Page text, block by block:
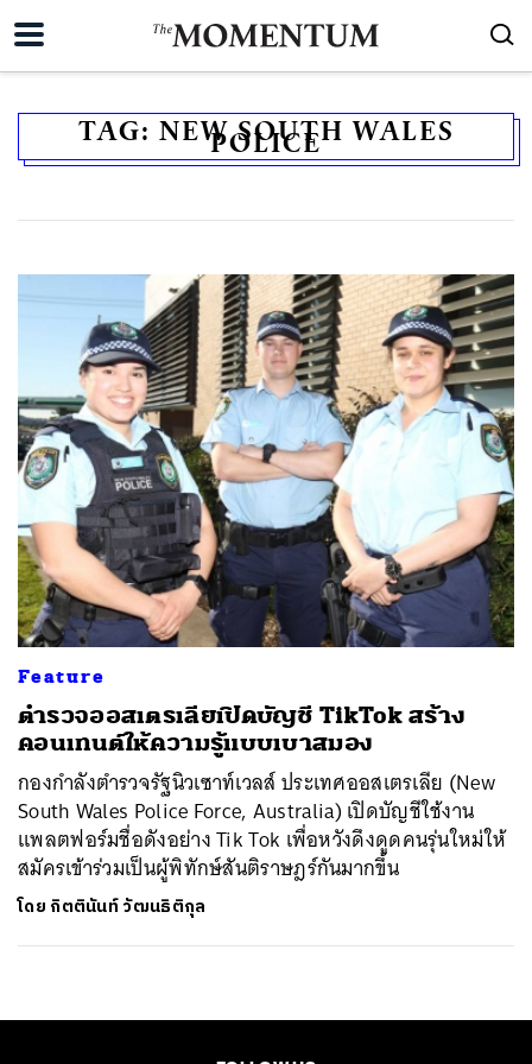
TAG: NEW SOUTH WALES
POLICE
Feature
ตำรวจออสเตรเลียเปิดบัญชี TikTok สร้าง
คอนเทนต์ให้ความรู้แบบเบาสมอง
กองกำลังตำรวจรัฐนิวเซาท์เวลส์ ประเทศออสเตรเลีย (New
South Wales Police Force, Australia) เปิดบัญชีใช้งาน
แพลตฟอร์มชื่อดังอย่าง Tik Tok เพื่อหวังดึงดูดคนรุ่นใหม่ให้
สมัครเข้าร่วมเป็นผู้พิทักษ์สันติราษฎร์กันมากขึ้น
โดย กิตตินันท์ วัฒนธิติกุล
ค้นหา
SHARE TWEET LINE EMAIL